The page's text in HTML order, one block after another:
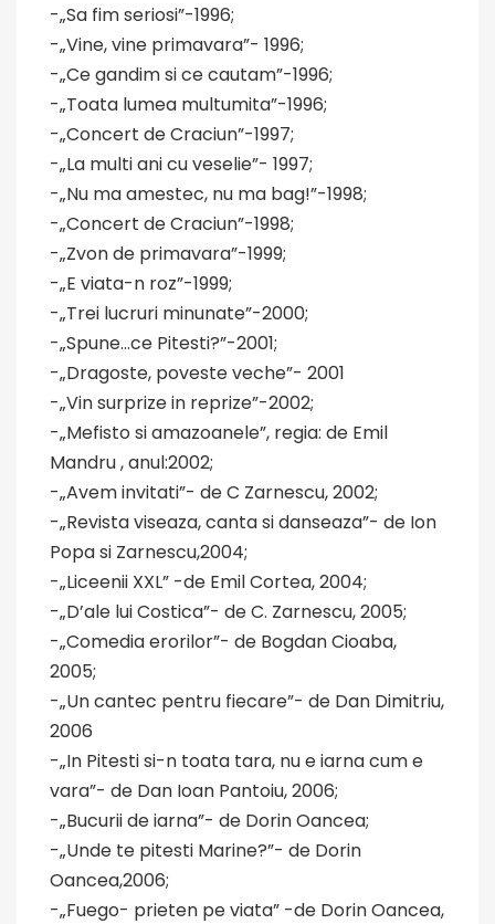
-„Sa fim seriosi”-1996;
-„Vine, vine primavara”- 1996;
-„Ce gandim si ce cautam”-1996;
-„Toata lumea multumita”-1996;
-„Concert de Craciun”-1997;
-„La multi ani cu veselie”- 1997;
-„Nu ma amestec, nu ma bag!”-1998;
-„Concert de Craciun”-1998;
-„Zvon de primavara”-1999;
-„E viata-n roz”-1999;
-„Trei lucruri minunate”-2000;
-„Spune…ce Pitesti?”-2001;
-„Dragoste, poveste veche”- 2001
-„Vin surprize in reprize”-2002;
-„Mefisto si amazoanele”, regia: de Emil
Mandru , anul:2002;
-„Avem invitati”- de C Zarnescu, 2002;
-„Revista viseaza, canta si danseaza”- de Ion
Popa si Zarnescu,2004;
-„Liceenii XXL” -de Emil Cortea, 2004;
-„D’ale lui Costica”- de C. Zarnescu, 2005;
-„Comedia erorilor”- de Bogdan Cioaba,
2005;
-„Un cantec pentru fiecare”- de Dan Dimitriu,
2006
-„In Pitesti si-n toata tara, nu e iarna cum e
vara”- de Dan Ioan Pantoiu, 2006;
-„Bucurii de iarna”- de Dorin Oancea;
-„Unde te pitesti Marine?”- de Dorin
Oancea,2006;
-„Fuego- prieten pe viata” -de Dorin Oancea,